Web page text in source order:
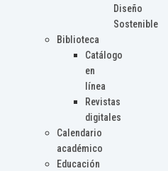
Diseño
Sostenible
Biblioteca
Catálogo
en
línea
Revistas
digitales
Calendario
académico
Educación